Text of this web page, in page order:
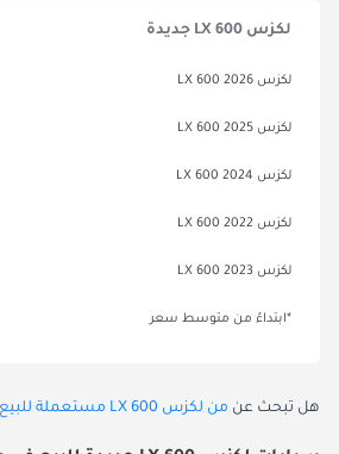
لكزس LX 600 جديدة
لكزس LX 600 2026
لكزس LX 600 2025
لكزس LX 600 2024
لكزس LX 600 2022
لكزس LX 600 2023
*ابتداءً من متوسط سعر
هل تبحث عن من لكزس LX 600 مستعملة للبيع في دبي